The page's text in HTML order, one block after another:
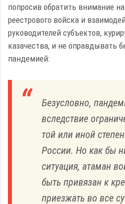
попросив обратить внимание
реестрового войска и
руководителей субъектов,
казачества, и не оправдывать
пандемией:
Безусловно,
вследствие
той или иной
России. Но как бы
ситуация, атаман
быть привязан к
приезжать во все